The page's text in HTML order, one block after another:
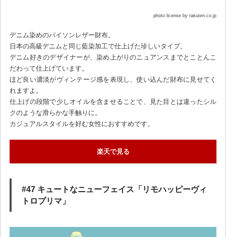
photo license by rakuten.co.jp
デニム染めのパイソンレザー財布。
日本の高級デニムと同じ藍染加工で仕上げた珍しいタイプ。
デニム好きのデザイナーが、染め上がりのニュアンスまでとことんこ
だわって仕上げています。
ほど良い濃淡がヴィンテージ感を表現し、使い込んだ財布に見せてく
れますよ。
仕上げの段階で少しオイルを含ませることで、見た目とは違ったシル
クのような滑らかな手触りに。
カジュアルスタイルを好む女性におすすめです。
楽天で見る
#47 キュートなニューフェイス「リモハッピーヴィ
トロプリマ」